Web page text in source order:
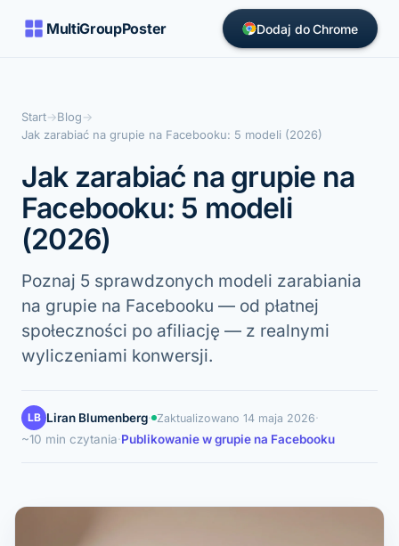
MultiGroupPoster Dodaj do Chrome
Start→Blog→
Jak zarabiać na grupie na Facebooku: 5 modeli (2026)
Jak zarabiać na grupie na
Facebooku: 5 modeli
(2026)
Poznaj 5 sprawdzonych modeli zarabiania
na grupie na Facebooku — od płatnej
społeczności po afiliację — z realnymi
wyliczeniami konwersji.
LB Liran Blumenberg· Zaktualizowano 14 maja 2026·
~10 min czytania·Publikowanie w grupie na Facebooku